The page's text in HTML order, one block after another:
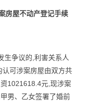
房屋不动产登记手续
生争议的,利害关系人
可涉案房屋由双方共
1021618.4元,现涉案
男、乙女签署了婚前